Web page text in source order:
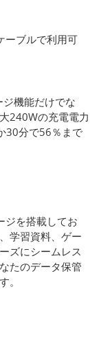
ーブルで利用可
ジ機能だけでな
240Wの充電電力
30分で56％まで
ジを搭載してお
学習資料、ゲー
ズにシームレス
たのデータ保管
。